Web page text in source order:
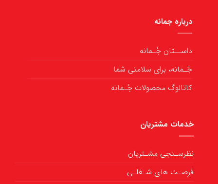
درباره جمانه
داســتان جُـمانه
جُـمانه، برای سلامتی شما
کاتالوگ محصولات جُـمانه
خدمات مشتریان
نظرسـنجی مشـتریان
فرصـت های شـغلـی